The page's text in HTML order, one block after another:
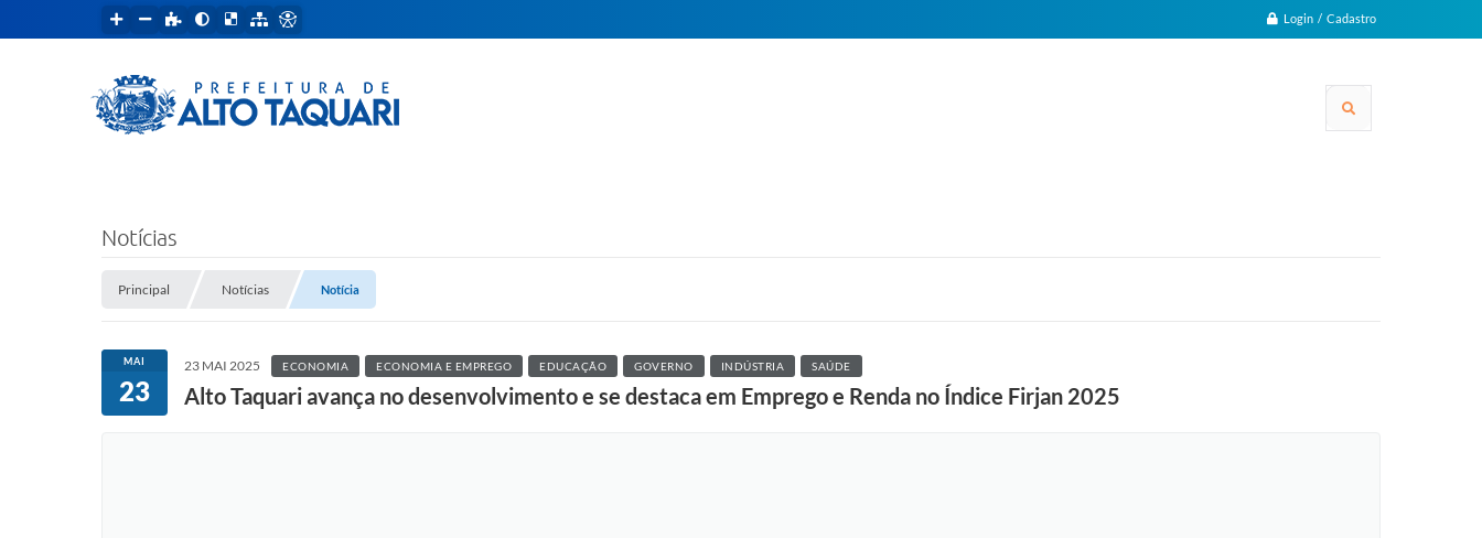
Login / Cadastro
Notícias
Principal Notícias Notícia
MAI
23
23 MAI 2025 ECONOMIA ECONOMIA E EMPREGO EDUCAÇÃO GOVERNO INDÚSTRIA SAÚDE
Alto Taquari avança no desenvolvimento e se destaca em Emprego e Renda no Índice Firjan 2025